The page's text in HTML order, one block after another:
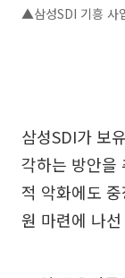
▲삼성SDI 기흥 사
삼성SDI가 보
각하는 방안을
적 악화에도
원 마련에 나